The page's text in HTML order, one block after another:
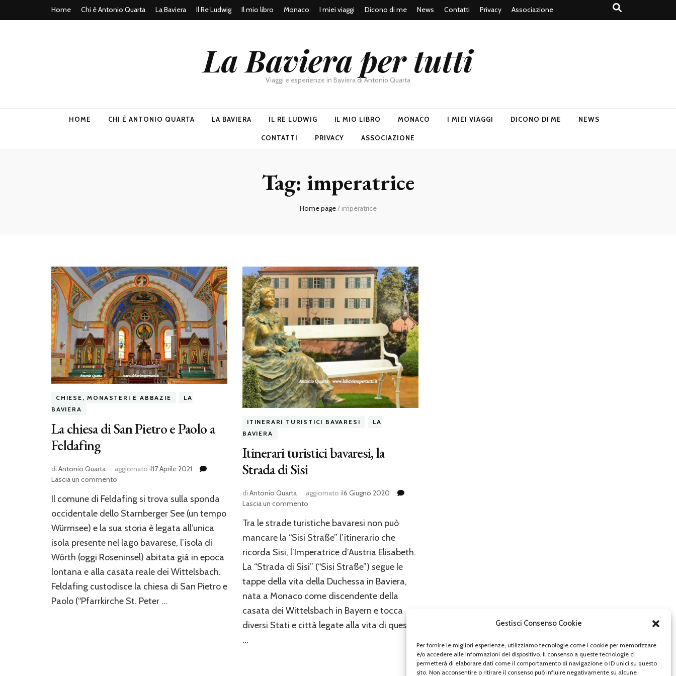
Gestisci Consenso Cookie
Per fornire le migliori esperienze, utilizziamo tecnologie come i cookie per memorizzare
e/o accedere alle informazioni del dispositivo. Il consenso a queste tecnologie ci
permetterà di elaborare dati come il comportamento di navigazione o ID unici su questo
sito. Non acconsentire o ritirare il consenso può influire negativamente su alcune
Home Chi è Antonio Quarta La Baviera Il Re Ludwig Il mio libro Monaco I miei viaggi Dicono di me News Contatti Privacy Associazione
La Baviera per tutti
Viaggi e esperienze in Baviera di Antonio Quarta
HOME CHI È ANTONIO QUARTA LA BAVIERA IL RE LUDWIG IL MIO LIBRO MONACO I MIEI VIAGGI DICONO DI ME NEWS
CONTATTI PRIVACY ASSOCIAZIONE
Tag: imperatrice
Home page/ imperatrice
CHIESE, MONASTERI E ABBAZIE
LA
BAVIERA
La chiesa di San Pietro e Paolo a
Feldafing
di Antonio Quarta aggiornato il17 Aprile 2021
Lascia un commento
chiesa
di
Pietro
e
Paolo
a
Feldafing
Il comune di Feldafing si trova sulla sponda
occidentale dello Starnberger See (un tempo
Würmsee) e la sua storia è legata all’unica
isola presente nel lago bavarese, l’isola di
Wörth (oggi Roseninsel) abitata già in epoca
lontana e alla casata reale dei Wittelsbach.
Feldafing custodisce la chiesa di San Pietro e
Paolo (“Pfarrkirche St. Peter …
ITINERARI TURISTICI BAVARESI
LA
BAVIERA
Itinerari turistici bavaresi, la
Strada di Sisi
di Antonio Quarta aggiornato il6 Giugno 2020
Lascia un commentosu
turistici
bavaresi,
Strada
di
Sisi
Tra le strade turistiche bavaresi non può
mancare la “Sisi Straße” l’itinerario che
ricorda Sisi, l’Imperatrice d’Austria Elisabeth.
La “Strada di Sisi” (“Sisi Straße”) segue le
tappe della vita della Duchessa in Baviera,
nata a Monaco come discendente della
casata dei Wittelsbach in Bayern e tocca
diversi Stati e città legate alla vita di questa
…